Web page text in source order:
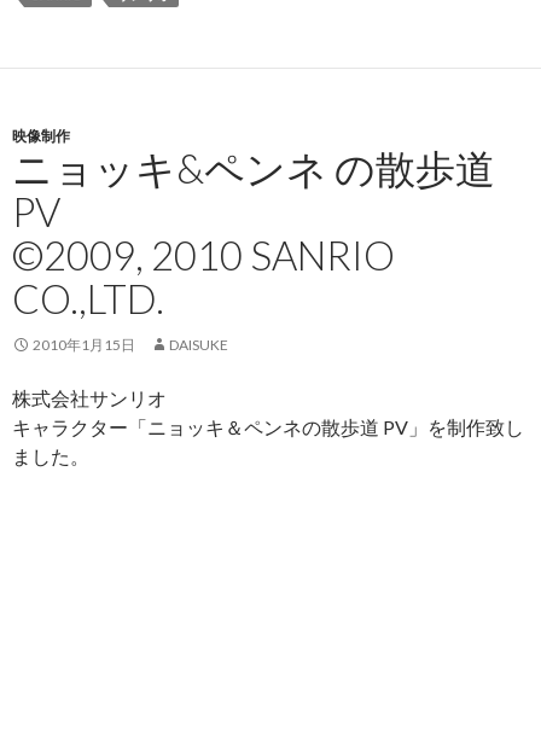
映像制作
ニョッキ&ペンネ の散歩道
PV
©2009, 2010 SANRIO
CO.,LTD.
2010年1月15日 DAISUKE
株式会社サンリオ
キャラクター「ニョッキ＆ペンネの散歩道 PV」を制作致し
ました。